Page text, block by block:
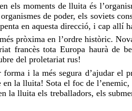
els moments de lluita és
de poder, els soviets
en aquesta direcció, i cap allí
pròxima en l’ordre històric.
francès tota Europa haurà de
del proletariat rus!
i la més segura d’ajudar el
la lluita! Sota el foc de
la lluita els treballadors, els